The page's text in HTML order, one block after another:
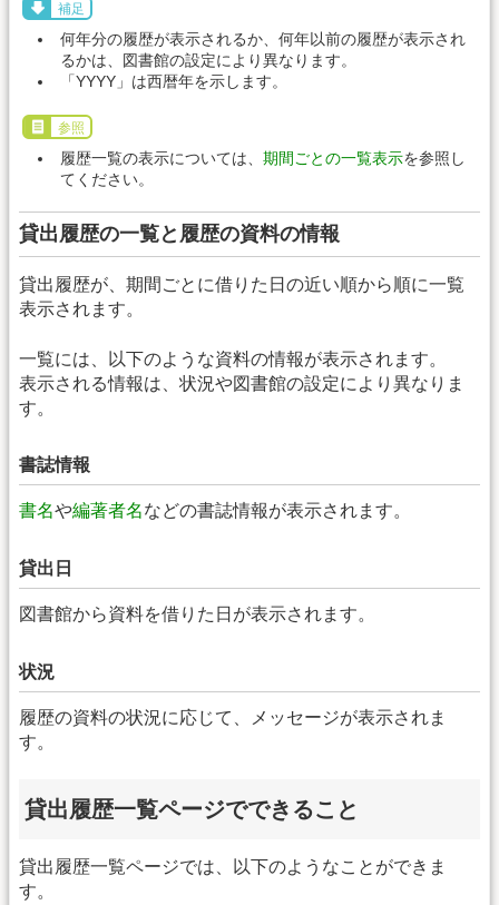
補足
何年分の履歴が表示されるか、何年以前の履歴が表示され
るかは、図書館の設定により異なります。
「YYYY」は西暦年を示します。
参照
履歴一覧の表示については、 期間ごとの一覧表示を参照し
てください。
貸出履歴の一覧と履歴の資料の情報
貸出履歴が、期間ごとに借りた日の近い順から順に一覧
表示されます。
一覧には、以下のような資料の情報が表示されます。
表示される情報は、状況や図書館の設定により異なりま
す。
書誌情報
書名や編著者名などの書誌情報が表示されます。
貸出日
図書館から資料を借りた日が表示されます。
状況
履歴の資料の状況に応じて、メッセージが表示されま
す。
貸出履歴一覧ページでできること
貸出履歴一覧ページでは、以下のようなことができま
す。